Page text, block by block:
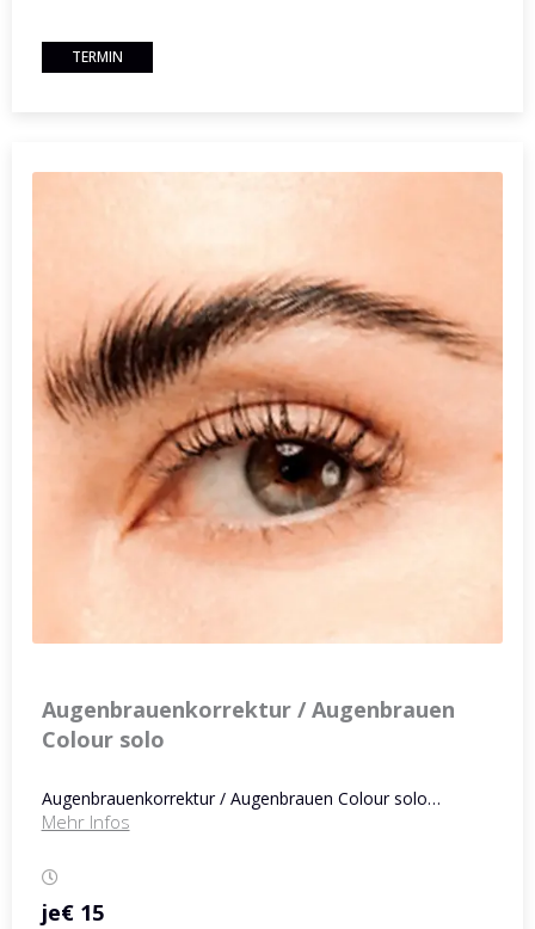
TERMIN
Augenbrauenkorrektur / Augenbrauen
Colour solo
Augenbrauenkorrektur / Augenbrauen Colour solo…
Mehr Infos
je€ 15